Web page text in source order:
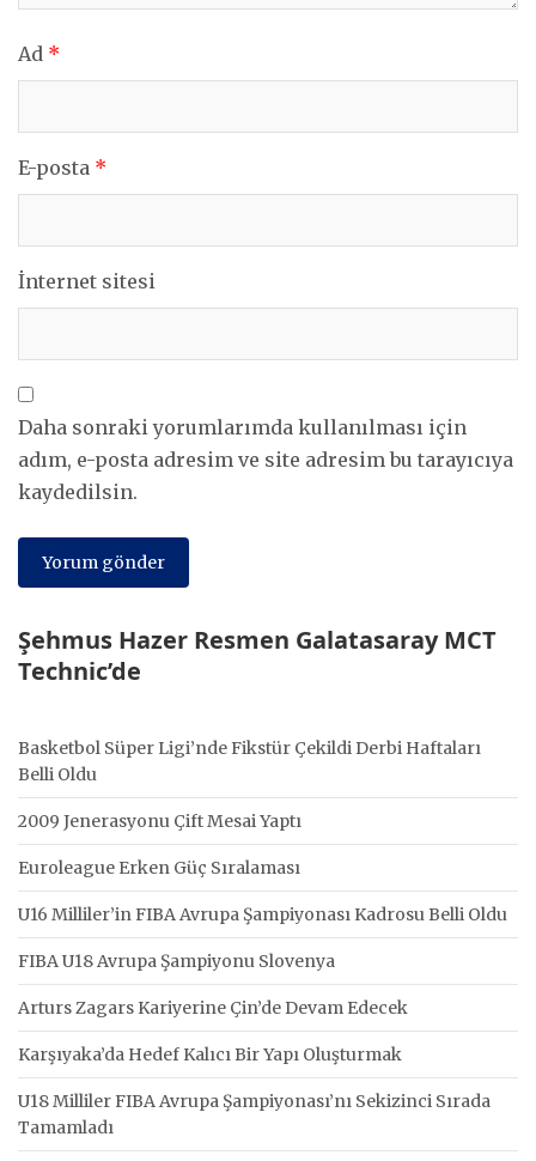
Ad *
E-posta *
İnternet sitesi
Daha sonraki yorumlarımda kullanılması için
adım, e-posta adresim ve site adresim bu tarayıcıya
kaydedilsin.
Şehmus Hazer Resmen Galatasaray MCT
Technic’de
Basketbol Süper Ligi’nde Fikstür Çekildi Derbi Haftaları
Belli Oldu
2009 Jenerasyonu Çift Mesai Yaptı
Euroleague Erken Güç Sıralaması
U16 Milliler’in FIBA Avrupa Şampiyonası Kadrosu Belli Oldu
FIBA U18 Avrupa Şampiyonu Slovenya
Arturs Zagars Kariyerine Çin’de Devam Edecek
Karşıyaka’da Hedef Kalıcı Bir Yapı Oluşturmak
U18 Milliler FIBA Avrupa Şampiyonası’nı Sekizinci Sırada
Tamamladı